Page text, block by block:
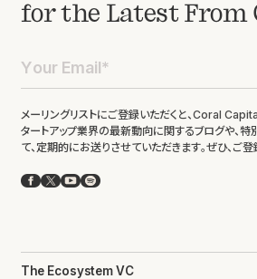
for the Latest From
メーリングリストにご登録いただくと、Coral
タートアップ業界の最新動向に関するブログや、
て、定期的にお送りさせていただきます。ぜひ、ご登
Facebook
X YouTube
Spotify
The Ecosystem VC